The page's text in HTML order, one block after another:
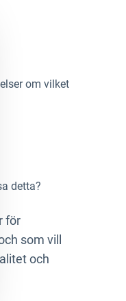
om vilket
detta?
för
som vill
och